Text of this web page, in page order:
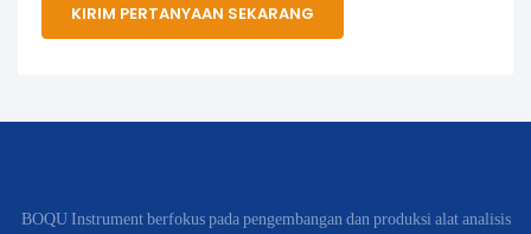
KIRIM PERTANYAAN SEKARANG
BOQU Instrument berfokus pada pengembangan dan produksi alat analisis